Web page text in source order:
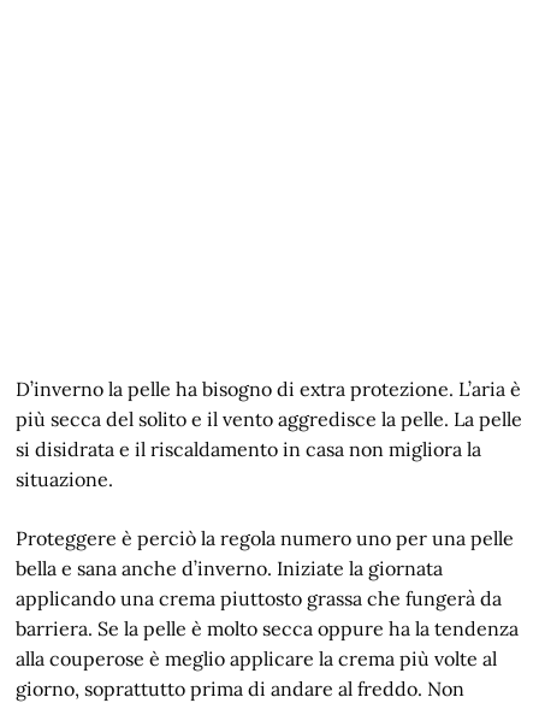
D’inverno la pelle ha bisogno di extra protezione. L’aria è
più secca del solito e il vento aggredisce la pelle. La pelle
si disidrata e il riscaldamento in casa non migliora la
situazione.
Proteggere è perciò la regola numero uno per una pelle
bella e sana anche d’inverno. Iniziate la giornata
applicando una crema piuttosto grassa che fungerà da
barriera. Se la pelle è molto secca oppure ha la tendenza
alla couperose è meglio applicare la crema più volte al
giorno, soprattutto prima di andare al freddo. Non